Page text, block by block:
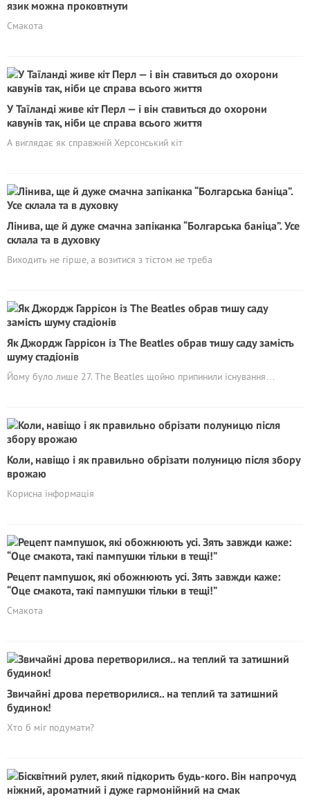
язик можна проковтнути
Смакота
У Таїланді живе кіт Перл — і він ставиться до охорони
кавунів так, ніби це справа всього життя
А виглядає як справжній Херсонський кіт
Лінива, ще й дуже смачна запіканка “Болгарська баніца”. Усе
склала та в духовку
Виходить не гірше, а возитися з тістом не треба
Як Джордж Гаррісон із The Beatles обрав тишу саду замість
шуму стадіонів
Йому було лише 27. The Beatles щойно припинили існування…
Коли, навіщо і як правильно обрізати полуницю після збору
врожаю
Корисна інформація
Рецепт пампушок, які обожнюють усі. Зять завжди каже:
“Оце смакота, такі пампушки тільки в тещі!”
Смакота
Звичайні дрова перетворилися.. на теплий та затишний
будинок!
Хто б міг подумати?